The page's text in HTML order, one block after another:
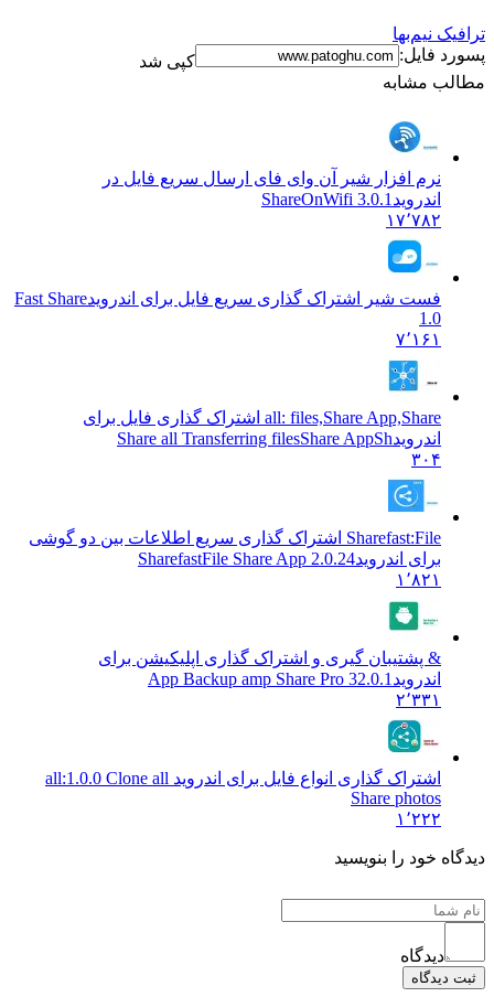
ترافیک نیم‌بها
پسورد فایل:
کپی شد
مطالب مشابه
نرم افزار شیر آن وای فای ارسال سریع فایل در
اندروید ShareOnWifi 3.0.1
۱۷٬۷۸۲
فست شیر اشتراک گذاری سریع فایل برای اندرویدFast Share
1.0
۷٬۱۶۱
all: files,Share App,Share اشتراک گذاری فایل برای
اندرویدShare all Transferring filesShare AppSh
۳۰۴
Sharefast:File اشتراک گذاری سریع اطلاعات بین دو گوشی
برای اندرویدSharefastFile Share App 2.0.24
۱٬۸۲۱
& پشتیبان گیری و اشتراک گذاری اپلیکیشن برای
اندروید 32.0.1 App Backup amp Share Pro
۲٬۳۳۱
اشتراک گذاری انواع فایل برای اندروید all: 1.0.0 Clone all
Share photos
۱٬۲۲۲
دیدگاه خود را بنویسید
دیدگاه
ثبت دیدگاه